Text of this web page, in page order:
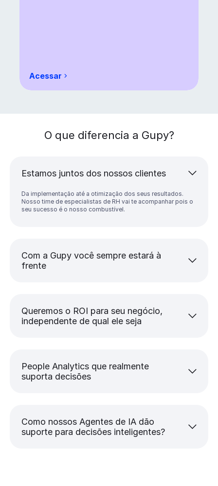
Acessar
Artigo Data driven no RH: o poder dos dados
O que diferencia a Gupy?
Estamos juntos dos nossos clientes
Da implementação até a otimização dos seus resultados.
Nosso time de especialistas de RH vai te acompanhar pois o
seu sucesso é o nosso combustível.
Com a Gupy você sempre estará à
frente
Queremos o ROI para seu negócio,
independente de qual ele seja
People Analytics que realmente
suporta decisões
Como nossos Agentes de IA dão
suporte para decisões inteligentes?